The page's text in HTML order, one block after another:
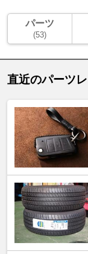
パーツ
(53)
直近のパーツ